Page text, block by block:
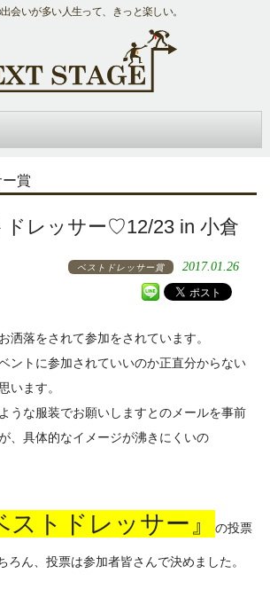
会いが多い人生って、きっと楽しい。
賞
レッサー♡12/23 in 小倉
ベストドレッサー賞 2017.01.26
洒落をされて参加をされています。
ントに参加されていいのか正直分からない
います。
うな服装でお願いしますとのメールを事前
、具体的なイメージが沸きにくいの
ストドレッサー』の投票
ろん、投票は参加者皆さんで決めました。